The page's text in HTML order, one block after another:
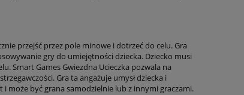
przejść przez pole minowe i dotrzeć do celu. Gra
gry do umiejętności dziecka. Dziecko musi
Smart Games Gwiezdna Ucieczka pozwala na
Gra ta angażuje umysł dziecka i
może być grana samodzielnie lub z innymi graczami.